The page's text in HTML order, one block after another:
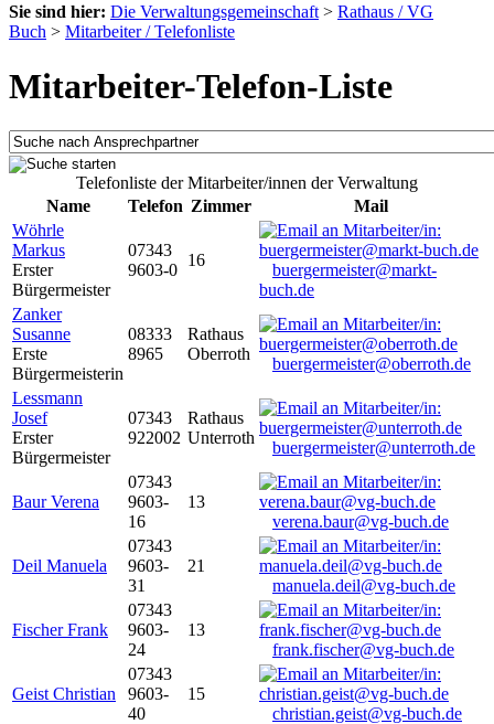
Sie sind hier: Die Verwaltungsgemeinschaft > Rathaus / VG
Buch > Mitarbeiter / Telefonliste
Mitarbeiter-Telefon-Liste
Telefonliste der Mitarbeiter/innen der Verwaltung
Name
Telefon Zimmer
Mail
Wöhrle
Markus
Erster
Bürgermeister
07343
9603-0
16
buergermeister@markt-
buch.de
Zanker
Susanne
Erste
Bürgermeisterin
08333
8965
Rathaus
Oberroth
buergermeister@oberroth.de
Lessmann
Josef
Erster
Bürgermeister
07343
922002
Rathaus
Unterroth
buergermeister@unterroth.de
Baur Verena
07343
9603-
16
13
verena.baur@vg-buch.de
Deil Manuela
07343
9603-
31
21
manuela.deil@vg-buch.de
Fischer Frank
07343
9603-
24
13
frank.fischer@vg-buch.de
Geist Christian
07343
9603-
40
15
christian.geist@vg-buch.de